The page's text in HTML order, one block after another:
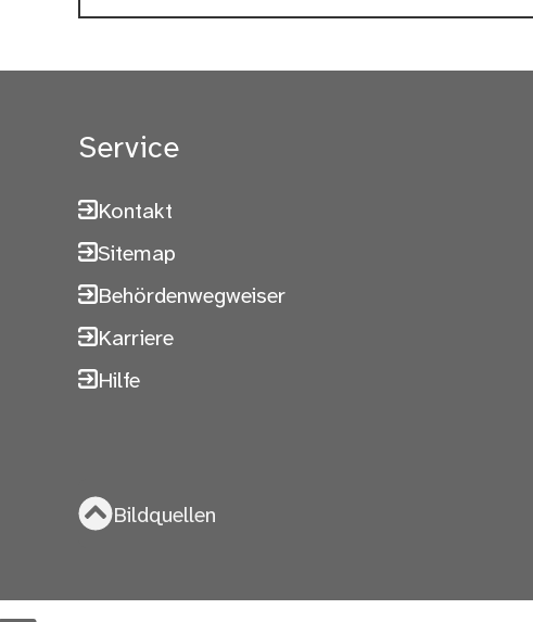
Service
Kontakt
Sitemap
Behördenwegweiser
Karriere
Hilfe
Bildquellen